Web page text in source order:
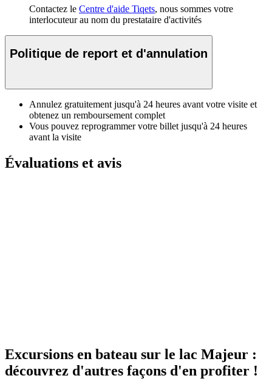
Contactez le Centre d'aide Tiqets, nous sommes votre
interlocuteur au nom du prestataire d'activités
Politique de report et d'annulation
Annulez gratuitement jusqu'à 24 heures avant votre visite et
obtenez un remboursement complet
Vous pouvez reprogrammer votre billet jusqu'à 24 heures
avant la visite
Évaluations et avis
Excursions en bateau sur le lac Majeur :
découvrez d'autres façons d'en profiter !